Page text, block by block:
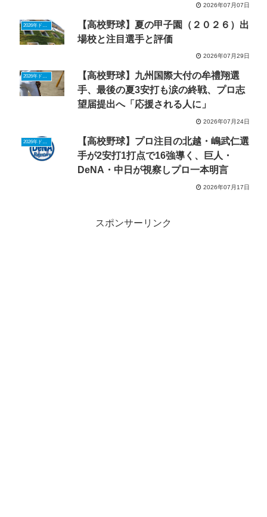
2026年07月07日
【高校野球】夏の甲子園（２０２６）出
場校と注目選手と評価
2026年07月29日
2026年ドラフトニュース
【高校野球】九州国際大付の牟禮翔選
手、最後の夏3安打も涙の終戦、プロ志
望届提出へ「応援される人に」
2026年07月24日
2026年ドラフトニュース
【高校野球】プロ注目の北越・嶋武仁選
手が2安打1打点で16強導く、巨人・
DeNA・中日が視察しプロ一本明言
2026年07月17日
スポンサーリンク